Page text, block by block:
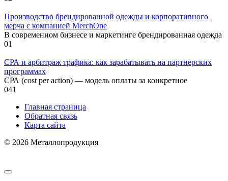
Производство брендированной одежды и корпоративного
мерча с компанией MerchOne
В современном бизнесе и маркетинге брендированная одежда
01
СРА и арбитраж трафика: как зарабатывать на партнерских
программах
СРА (cost per action) — модель оплаты за конкретное
041
Главная страница
Обратная связь
Карта сайта
© 2026 Металлопродукция